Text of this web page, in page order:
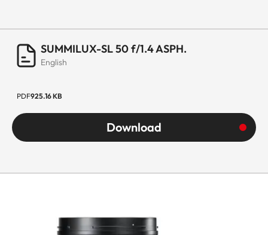
SUMMILUX-SL 50 f/1.4 ASPH.
English
PDF925.16 KB
Download